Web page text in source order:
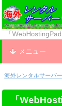
「
メニュー
海外レンタルサーバ
「